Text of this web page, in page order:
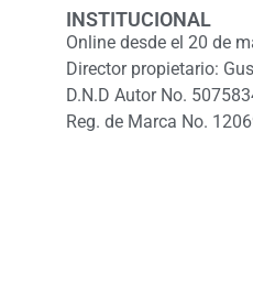
INSTITUCIONAL
Online desde el 20 de
Director propietario:
D.N.D Autor No.
Reg. de Marca No.